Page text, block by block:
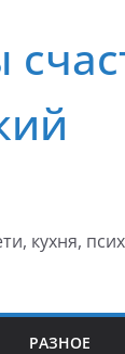
кухня,
РАЗНОЕ